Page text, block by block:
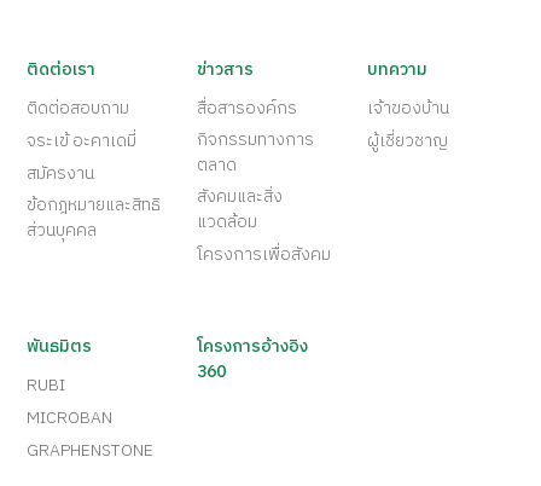
ติดต่อเรา
ติดต่อสอบถาม
จระเข้ อะคาเดมี่
สมัครงาน
ข้อกฎหมายและสิทธิ
ส่วนบุคคล
ข่าวสาร
สื่อสารองค์กร
กิจกรรมทางการ
ตลาด
สังคมและสิ่ง
แวดล้อม
โครงการเพื่อสังคม
บทความ
เจ้าของบ้าน
ผู้เชี่ยวชาญ
พันธมิตร
RUBI
MICROBAN
GRAPHENSTONE
โครงการอ้างอิง
360